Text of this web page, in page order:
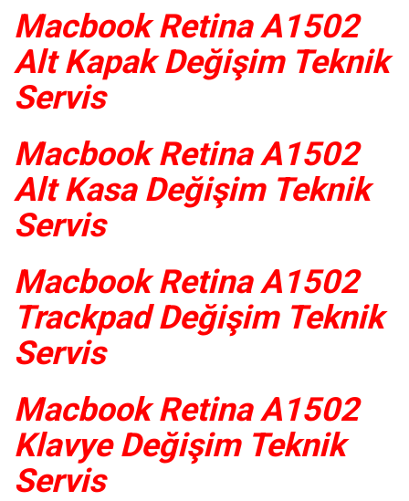
Macbook Retina A1502
Alt Kapak Değişim Teknik
Servis
Macbook Retina A1502
Alt Kasa Değişim Teknik
Servis
Macbook Retina A1502
Trackpad Değişim Teknik
Servis
Macbook Retina A1502
Klavye Değişim Teknik
Servis